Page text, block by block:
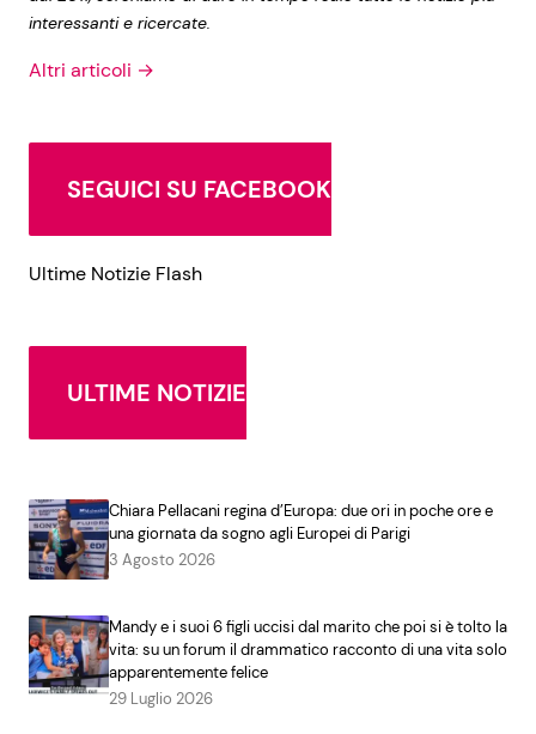
interessanti e ricercate.
Altri articoli →
SEGUICI SU FACEBOOK
Ultime Notizie Flash
ULTIME NOTIZIE
Chiara Pellacani regina d’Europa: due ori in poche ore e
una giornata da sogno agli Europei di Parigi
3 Agosto 2026
Mandy e i suoi 6 figli uccisi dal marito che poi si è tolto la
vita: su un forum il drammatico racconto di una vita solo
apparentemente felice
29 Luglio 2026